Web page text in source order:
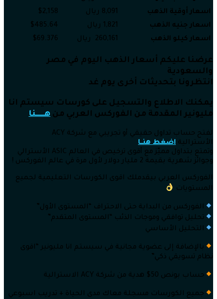
اسعار أوقية الذهب
8,091 ريال
$2,158
اسعار جنيه الذهب
1,821 ريال
$485.64
اسعار كيلو الذهب
260,161 ريال $69.376
عرضنا عليكم أسعار الذهب اليوم في مصر
والسعودية
انتظرونا بتحديثات أخرى يوم غد
يمكنك الاطلاع والتسجيل على كورسات سيستم انا
مليونير المقدمة من الفوركس العربي من هــــــنا
لفتح حساب تداول حقيقي أو تجريبي مع شركة ACY
الأسترالية اضغط هنــا
وتمتع بتداول مميّز مع أقوى ترخيص في العالم ASIC الأسترالي
وجوائز شهرية بقيمة 2 مليار دولار لأول مرة في عالم الفوركس !
الفوركس العربي بيقدملك اقوى الكورسات التعليمية لجميع
المستويات
الفوركس من البداية حتى الاحتراف “المستوى الأول”
تحليل توافقي وموجات الذئب “المستوى المتقدم”
التحليل الأساسي
بالإضافة إلى عضوية مجانية في سيستم انا مليونير “اقوى
نظام تسويقي ذكي”
حساب بونص 50$ هدية من شركة ACY الاسترالية
جميع الكورسات مسجلة معاك مدى الحياة + تدريب اسبوعي